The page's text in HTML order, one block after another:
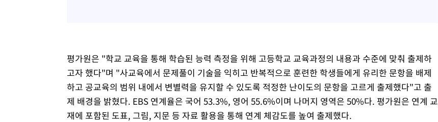
평가원은 "학교 교육을 통해 학습된 능력 측정을 위해 고등학교 교육과정의 내용과 수준에 맞춰 출제하
고자 했다"며 "사교육에서 문제풀이 기술을 익히고 반복적으로 훈련한 학생들에게 유리한 문항을 배제
하고 공교육의 범위 내에서 변별력을 유지할 수 있도록 적정한 난이도의 문항을 고르게 출제했다"고 출
제 배경을 밝혔다. EBS 연계율은 국어 53.3%, 영어 55.6%이며 나머지 영역은 50%다. 평가원은 연계 교
재에 포함된 도표, 그림, 지문 등 자료 활용을 통해 연계 체감도를 높여 출제했다.